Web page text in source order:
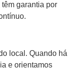
garantia por
local. Quando há
e orientamos